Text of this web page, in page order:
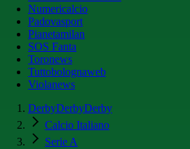
Numericalcio
Padovasport
Pianetamilan
SOS Fanta
Toronews
Tuttobolognaweb
Violanews
DerbyDerbyDerby
Calcio Italiano
Serie A